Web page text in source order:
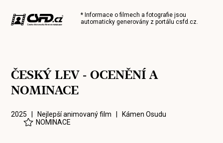
* Informace o filmech a fotografie jsou
automaticky generovány z portálucsfd.cz.
ČESKÝ LEV - OCENĚNÍ A
NOMINACE
2025 | Nejlepší animovaný film | Kámen Osudu
NOMINACE